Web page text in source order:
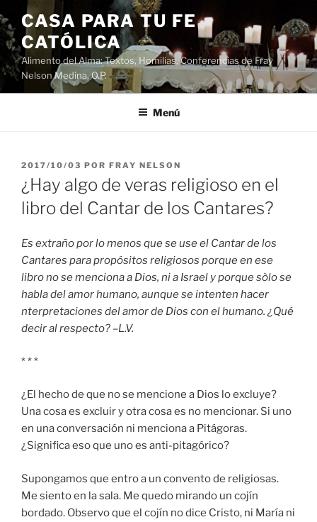
Saltar
al
contenido
CASA PARA TU FE
CATÓLICA
Alimento del Alma: Textos, Homilias, Conferencias de Fray
Nelson Medina, O.P.
Menú
PUBLICADO
EL
2017/10/03 POR FRAY NELSON
¿Hay algo de veras religioso en el
libro del Cantar de los Cantares?
Es extraño por lo menos que se use el Cantar de los
Cantares para propósitos religiosos porque en ese
libro no se menciona a Dios, ni a Israel y porque sòlo se
habla del amor humano, aunque se intenten hacer
nterpretaciones del amor de Dios con el humano. ¿Qué
decir al respecto? –L.V.
* * *
¿El hecho de que no se mencione a Dios lo excluye?
Una cosa es excluir y otra cosa es no mencionar. Si uno
en una conversación ni menciona a Pitágoras.
¿Significa eso que uno es anti-pitagórico?
Supongamos que entro a un convento de religiosas.
Me siento en la sala. Me quedo mirando un cojín
bordado. Observo que el cojín no dice Cristo, ni María ni